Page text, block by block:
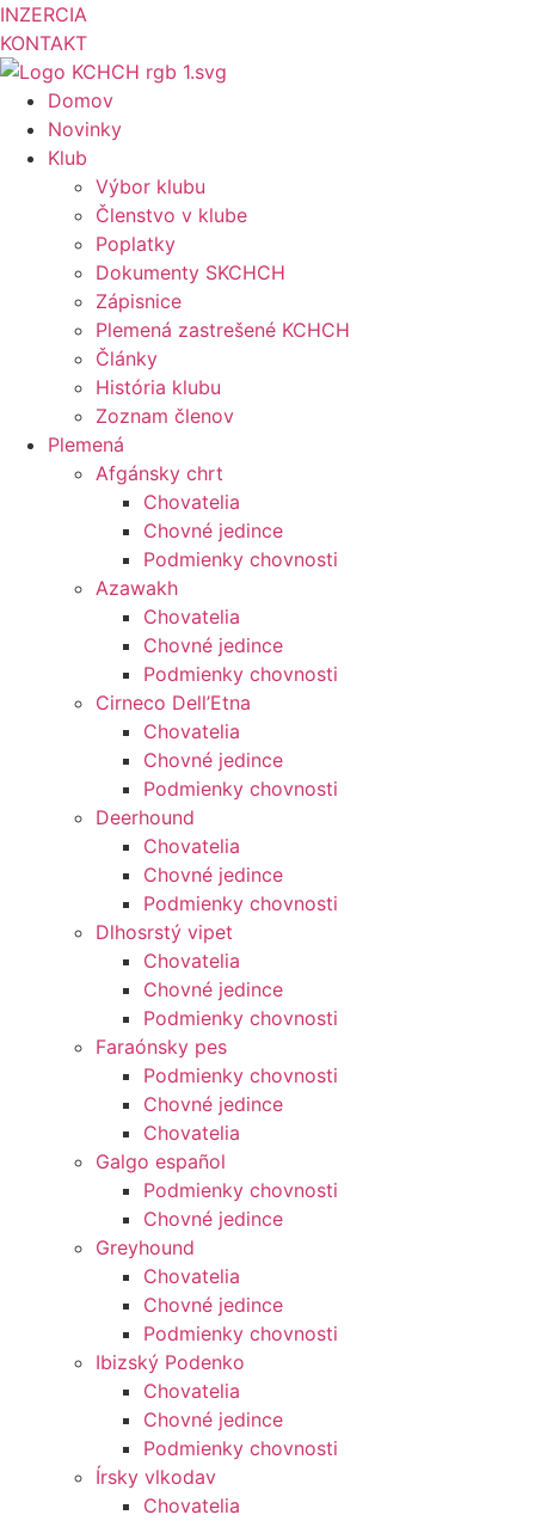
INZERCIA
KONTAKT
Domov
Novinky
Klub
Výbor klubu
Členstvo v klube
Poplatky
Dokumenty SKCHCH
Zápisnice
Plemená zastrešené KCHCH
Články
História klubu
Zoznam členov
Plemená
Afgánsky chrt
Chovatelia
Chovné jedince
Podmienky chovnosti
Azawakh
Chovatelia
Chovné jedince
Podmienky chovnosti
Cirneco Dell’Etna
Chovatelia
Chovné jedince
Podmienky chovnosti
Deerhound
Chovatelia
Chovné jedince
Podmienky chovnosti
Dlhosrstý vipet
Chovatelia
Chovné jedince
Podmienky chovnosti
Faraónsky pes
Podmienky chovnosti
Chovné jedince
Chovatelia
Galgo español
Podmienky chovnosti
Chovné jedince
Greyhound
Chovatelia
Chovné jedince
Podmienky chovnosti
Ibizský Podenko
Chovatelia
Chovné jedince
Podmienky chovnosti
Írsky vlkodav
Chovatelia